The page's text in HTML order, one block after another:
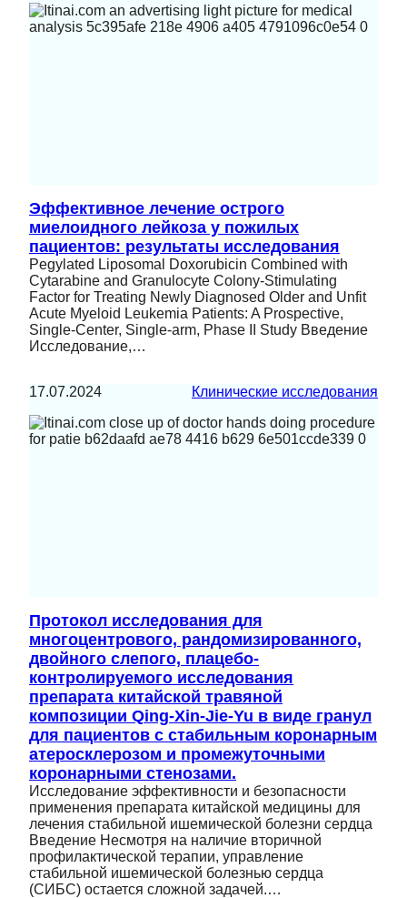
Эффективное лечение острого
миелоидного лейкоза у пожилых
пациентов: результаты исследования
Pegylated Liposomal Doxorubicin Combined with
Cytarabine and Granulocyte Colony-Stimulating
Factor for Treating Newly Diagnosed Older and Unfit
Acute Myeloid Leukemia Patients: A Prospective,
Single-Center, Single-arm, Phase II Study Введение
Исследование,…
17.07.2024 Клинические исследования
Протокол исследования для
многоцентрового, рандомизированного,
двойного слепого, плацебо-
контролируемого исследования
препарата китайской травяной
композиции Qing-Xin-Jie-Yu в виде гранул
для пациентов с стабильным коронарным
атеросклерозом и промежуточными
коронарными стенозами.
Исследование эффективности и безопасности
применения препарата китайской медицины для
лечения стабильной ишемической болезни сердца
Введение Несмотря на наличие вторичной
профилактической терапии, управление
стабильной ишемической болезнью сердца
(СИБС) остается сложной задачей.…